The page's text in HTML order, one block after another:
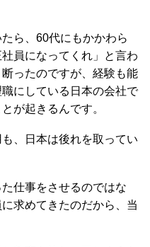
ら、60代にもかかわら
員になってくれ」と言わ
ったのですが、経験も能
にしている日本の会社で
が起きるんです。
、日本は後れを取ってい
仕事をさせるのではな
求めてきたのだから、当